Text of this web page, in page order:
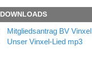
DOWNLOADS
Mitgliedsantrag BV Vinxel
Unser Vinxel-Lied mp3